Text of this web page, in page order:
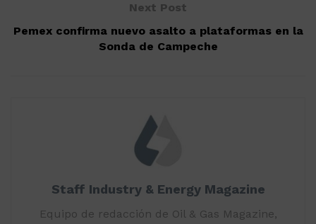
Next Post
Pemex confirma nuevo asalto a plataformas en la
Sonda de Campeche
Staff Industry & Energy Magazine
Equipo de redacción de Oil & Gas Magazine,